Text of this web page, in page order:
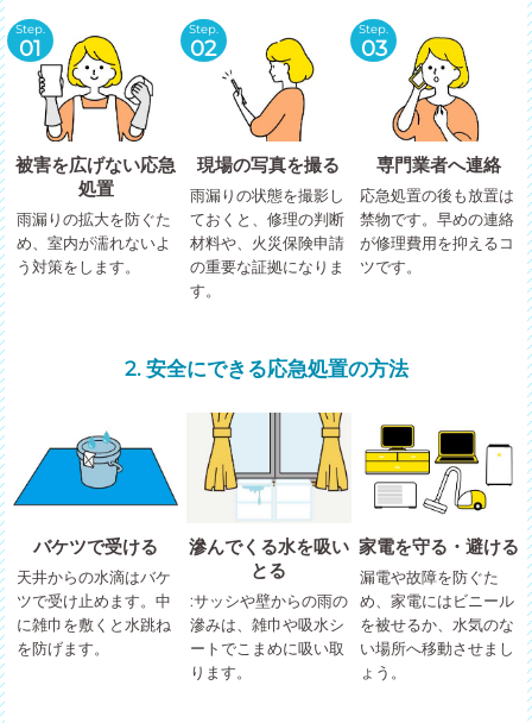
Step.
01
被害を広げない応急
処置
雨漏りの拡大を防ぐた
め、室内が濡れないよ
う対策をします。
Step.
02
現場の写真を撮る
雨漏りの状態を撮影し
ておくと、修理の判断
材料や、火災保険申請
の重要な証拠になりま
す。
Step.
03
専門業者へ連絡
応急処置の後も放置は
禁物です。早めの連絡
が修理費用を抑えるコ
ツです。
2. 安全にできる応急処置の方法
バケツで受ける
天井からの水滴はバケ
ツで受け止めます。中
に雑巾を敷くと水跳ね
を防げます。
滲んでくる水を吸い
とる
:サッシや壁からの雨の
滲みは、雑巾や吸水シ
ートでこまめに吸い取
ります。
家電を守る・避ける
漏電や故障を防ぐた
め、家電にはビニール
を被せるか、水気のな
い場所へ移動させまし
ょう。